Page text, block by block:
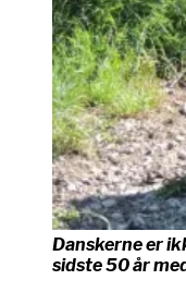
Danskerne er
sidste 50 år